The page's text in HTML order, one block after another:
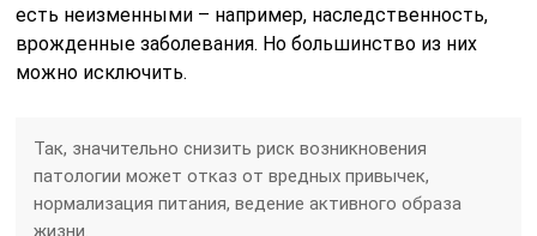
есть неизменными – например, наследственность,
врожденные заболевания. Но большинство из них
можно исключить.
Так, значительно снизить риск возникновения
патологии может отказ от вредных привычек,
нормализация питания, ведение активного образа
жизни.